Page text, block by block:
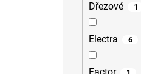
Dřezové 1
Electra 6